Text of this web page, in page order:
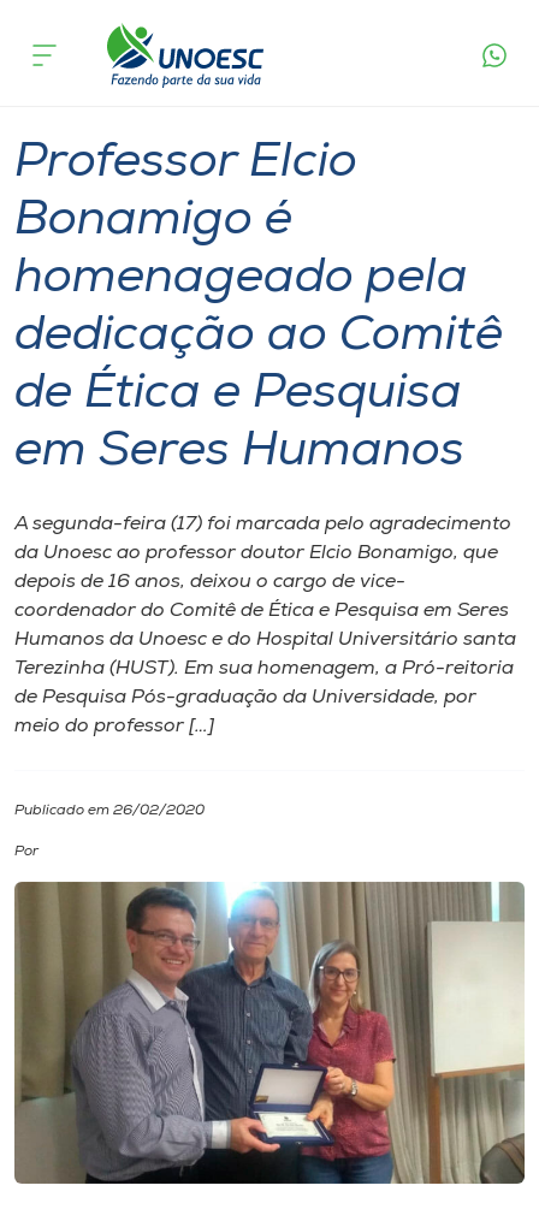
Cursos
Pesquisa
Atendimento ao Estudante
Portal de Ensino
Unoesc
Internacionalização
I.nova
Diplomados
Cultura
CPA
Biblioteca
Museu
acontece
Seres Humanos
Professor Elcio
Bonamigo é
homenageado pela
dedicação ao Comitê
de Ética e Pesquisa
em Seres Humanos
A segunda-feira (17) foi marcada pelo agradecimento
da Unoesc ao professor doutor Elcio Bonamigo, que
depois de 16 anos, deixou o cargo de vice-
coordenador do Comitê de Ética e Pesquisa em Seres
Humanos da Unoesc e do Hospital Universitário santa
Terezinha (HUST). Em sua homenagem, a Pró-reitoria
de Pesquisa Pós-graduação da Universidade, por
meio do professor […]
Publicado em 26/02/2020
Por